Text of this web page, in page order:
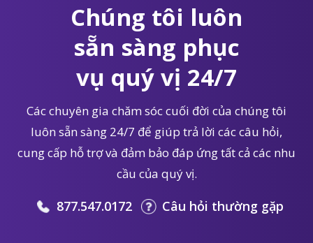
Chúng tôi luôn
sẵn sàng phục
vụ quý vị 24/7
Các chuyên gia chăm sóc cuối đời của chúng tôi
luôn sẵn sàng 24/7 để giúp trả lời các câu hỏi,
cung cấp hỗ trợ và đảm bảo đáp ứng tất cả các nhu
cầu của quý vị.
877.547.0172 Câu hỏi thường gặp